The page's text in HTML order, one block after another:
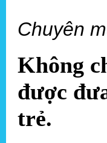
Chuyên
Không
được
trẻ.